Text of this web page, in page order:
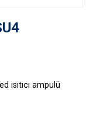
ısıtıcı ampulü